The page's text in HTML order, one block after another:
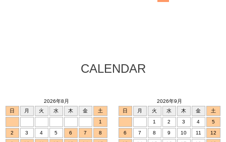
CALENDAR
2026年8月
日
月 火 水 木 金
土
1
2
3 4 5 6 7
8
2026年9月
日
月 火 水 木 金
土
1
2 3 4
5
6
7 8 9 10 11
12